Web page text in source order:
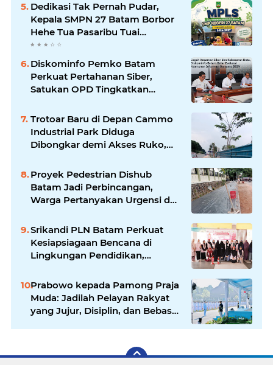
Dedikasi Tak Pernah Pudar,
Kepala SMPN 27 Batam Borbor
Hehe Tua Pasaribu Tuai
Apresiasi Orang Tua Murid
Diskominfo Pemko Batam
Perkuat Pertahanan Siber,
Satukan OPD Tingkatkan
Pemerintah
Trotoar Baru di Depan Cammo
Industrial Park Diduga
Dibongkar demi Akses Ruko,
Proyek Pedestrian Dishub
Batam Jadi Perbincangan,
Warga Pertanyakan Urgensi dan
Srikandi PLN Batam Perkuat
Kesiapsiagaan Bencana di
Lingkungan Pendidikan,
Prabowo kepada Pamong Praja
Muda: Jadilah Pelayan Rakyat
yang Jujur, Disiplin, dan Bebas